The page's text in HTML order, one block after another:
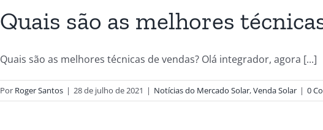
Quais são as melhores
Quais são as melhores técnicas de vendas? Olá integrador, agora [...]
Por Roger Santos | 28 de julho de 2021 | Notícias do Mercado Solar,Venda Solar | 0